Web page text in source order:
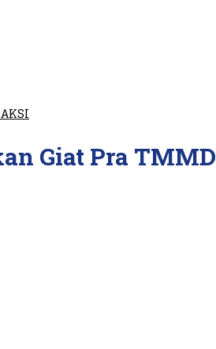
Giat Pra